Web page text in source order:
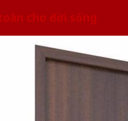
cho đời sống